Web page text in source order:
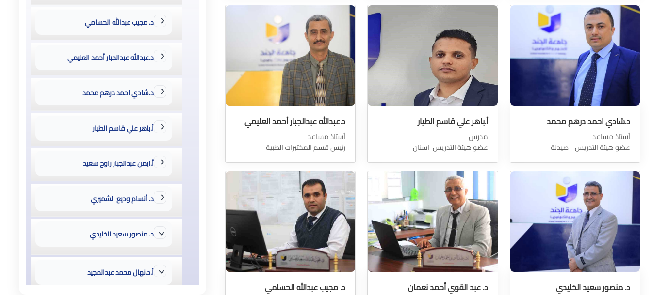
د.شادي احمد درهم محمد
أستاذ مساعد
عضو هيئة التدريس - صيدلة
أ.باهر علي قاسم الطيار
مدرس
عضو هيئة التدريس-اسنان
د.عبدالله عبدالجبار أحمد العليمي
أستاذ مساعد
رئيس قسم المختبرات الطبية
د. منصور سعيد الخليدي د. عبد القوي أحمد نعمان د. مجيب عبدالله الحسامي
د. مجيب عبدالله الحسامي
د.عبدالله عبدالجبار أحمد العليمي
د.شادي احمد درهم محمد
أ.باهر علي قاسم الطيار
أ.ايمن عبدالجبار راوح سعيد
د. أنسام وديع الشميري
د. منصور سعيد الخليدي
أ.د.نهال محمد عبدالمجيد